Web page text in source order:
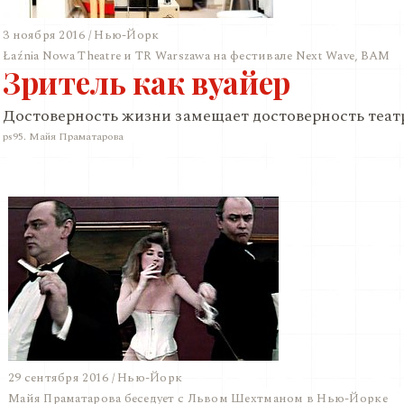
3 ноября 2016 / Нью-Йорк
Łaźnia Nowa Theatre и TR Warszawa на фестивале Next Wave, BAM
Зритель как вуайер
Достоверность жизни замещает достоверность
ps95. Майя Праматарова
29 сентября 2016 / Нью-Йорк
Майя Праматарова беседует с Львом Шехтманом в Нью-Йорке